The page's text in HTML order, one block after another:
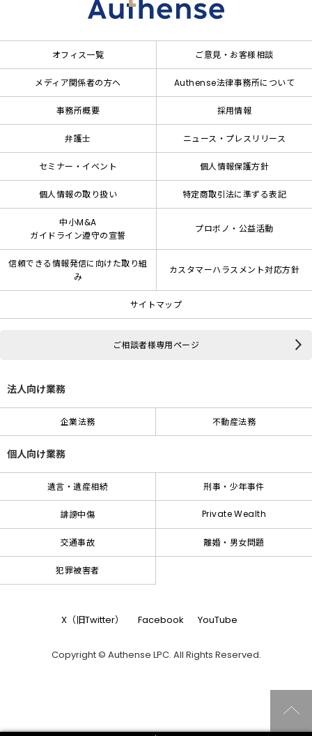
オフィス一覧 ご意見・お客様相談
メディア関係者の方へ Authense法律事務所について
事務所概要 採用情報
弁護士 ニュース・プレスリリース
セミナー・イベント 個人情報保護方針
個人情報の取り扱い 特定商取引法に準ずる表記
中小M&A
ガイドライン遵守の宣誓
プロボノ・公益活動
信頼できる情報発信に向けた取り組
み
カスタマーハラスメント対応方針
サイトマップ
ご相談者様専用ページ
法人向け業務
企業法務 不動産法務
個人向け業務
遺言・遺産相続 刑事・少年事件
誹謗中傷 Private Wealth
交通事故 離婚・男女問題
犯罪被害者
X（旧Twitter） Facebook YouTube
Copyright © Authense LPC. All Rights Reserved.